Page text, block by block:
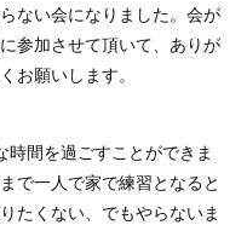
ない会になりました。会が
参加させて頂いて、ありが
お願いします。
間を過ごすことができま
で一人で家で練習となると
たくない、でもやらないま